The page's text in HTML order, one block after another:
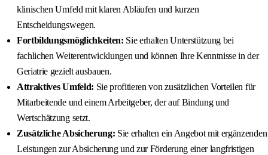
klinischen Umfeld mit klaren Abläufen und kurzen
Entscheidungswegen.
Fortbildungsmöglichkeiten: Sie erhalten Unterstützung bei
fachlichen Weiterentwicklungen und können Ihre Kenntnisse in der
Geriatrie gezielt ausbauen.
Attraktives Umfeld: Sie profitieren von zusätzlichen Vorteilen für
Mitarbeitende und einem Arbeitgeber, der auf Bindung und
Wertschätzung setzt.
Zusätzliche Absicherung: Sie erhalten ein Angebot mit ergänzenden
Leistungen zur Absicherung und zur Förderung einer langfristigen